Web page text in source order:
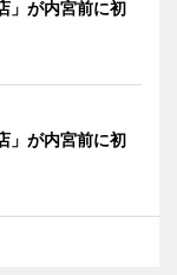
」が内宮前に初
」が内宮前に初